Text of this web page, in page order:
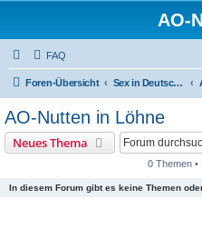
AO-
FAQ
Foren-Übersicht Sex in Deutschland
AO-Nutten in Löhne
Neues Thema
0 Themen •
In diesem Forum gibt es keine Themen